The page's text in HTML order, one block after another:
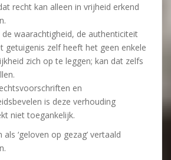
recht kan alleen in vrijheid erkend
de waarachtigheid, de authenticiteit
getuigenis zelf heeft het geen enkele
zich op te leggen; kan dat zelfs
en
is deze verhouding
niet toegankelijk.
als ‘geloven op gezag’ vertaald